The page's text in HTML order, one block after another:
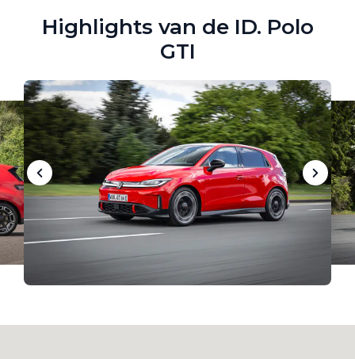
Highlights van de ID. Polo
GTI